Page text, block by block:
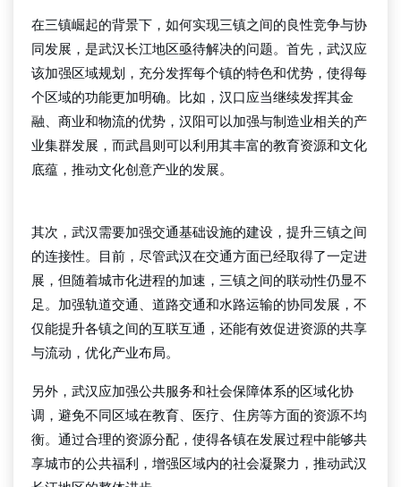
在三镇崛起的背景下，如何实现三镇之间的良性竞争与协
同发展，是武汉长江地区亟待解决的问题。首先，武汉应
该加强区域规划，充分发挥每个镇的特色和优势，使得每
个区域的功能更加明确。比如，汉口应当继续发挥其金
融、商业和物流的优势，汉阳可以加强与制造业相关的产
业集群发展，而武昌则可以利用其丰富的教育资源和文化
底蕴，推动文化创意产业的发展。
其次，武汉需要加强交通基础设施的建设，提升三镇之间
的连接性。目前，尽管武汉在交通方面已经取得了一定进
展，但随着城市化进程的加速，三镇之间的联动性仍显不
足。加强轨道交通、道路交通和水路运输的协同发展，不
仅能提升各镇之间的互联互通，还能有效促进资源的共享
与流动，优化产业布局。
另外，武汉应加强公共服务和社会保障体系的区域化协
调，避免不同区域在教育、医疗、住房等方面的资源不均
衡。通过合理的资源分配，使得各镇在发展过程中能够共
享城市的公共福利，增强区域内的社会凝聚力，推动武汉